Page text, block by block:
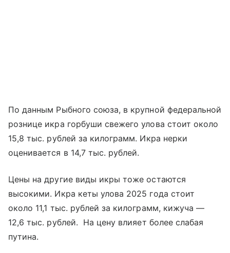
По данным Рыбного союза, в крупной федеральной
рознице икра горбуши свежего улова стоит около
15,8 тыс. рублей за килограмм. Икра нерки
оценивается в 14,7 тыс. рублей.
Цены на другие виды икры тоже остаются
высокими. Икра кеты улова 2025 года стоит
около 11,1 тыс. рублей за килограмм, кижуча —
12,6 тыс. рублей. На цену влияет более слабая
путина.